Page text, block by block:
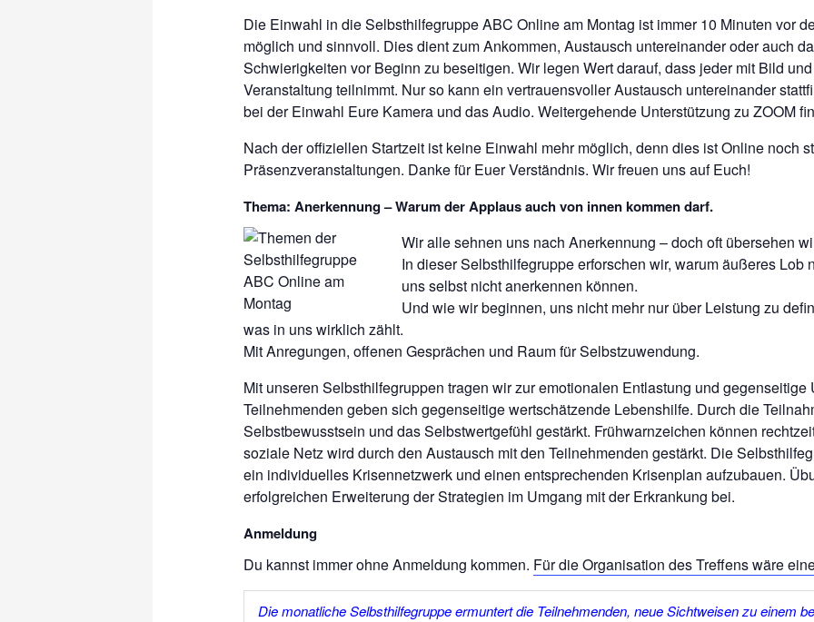
Die Einwahl in die Selbsthilfegruppe ABC Online am Montag ist immer 10 Minuten vor
möglich und sinnvoll. Dies dient zum Ankommen, Austausch untereinander oder auch
Schwierigkeiten vor Beginn zu beseitigen. Wir legen Wert darauf, dass jeder mit Bild
Veranstaltung teilnimmt. Nur so kann ein vertrauensvoller Austausch untereinander
bei der Einwahl Eure Kamera und das Audio. Weitergehende Unterstützung zu ZOOM
Nach der offiziellen Startzeit ist keine Einwahl mehr möglich, denn dies ist Online noch
Präsenzveranstaltungen. Danke für Euer Verständnis. Wir freuen uns auf Euch!
Thema: Anerkennung – Warum der Applaus auch von innen kommen darf.
Wir alle sehnen uns nach Anerkennung – doch oft übersehen
In dieser Selbsthilfegruppe erforschen wir, warum äußeres Lob
uns selbst nicht anerkennen können.
Und wie wir beginnen, uns nicht mehr nur über Leistung zu
was in uns wirklich zählt.
Mit Anregungen, offenen Gesprächen und Raum für Selbstzuwendung.
Mit unseren Selbsthilfegruppen tragen wir zur emotionalen Entlastung und gegenseitige
Teilnehmenden geben sich gegenseitige wertschätzende Lebenshilfe. Durch die
Selbstbewusstsein und das Selbstwertgefühl gestärkt. Frühwarnzeichen können
soziale Netz wird durch den Austausch mit den Teilnehmenden gestärkt. Die
ein individuelles Krisennetzwerk und einen entsprechenden Krisenplan aufzubauen.
erfolgreichen Erweiterung der Strategien im Umgang mit der Erkrankung bei.
Anmeldung
Du kannst immer ohne Anmeldung kommen. Für die Organisation des Treffens wäre
Die monatlicheSelbsthilfegruppe ermuntert die Teilnehmenden, neue Sichtweisen zu einem